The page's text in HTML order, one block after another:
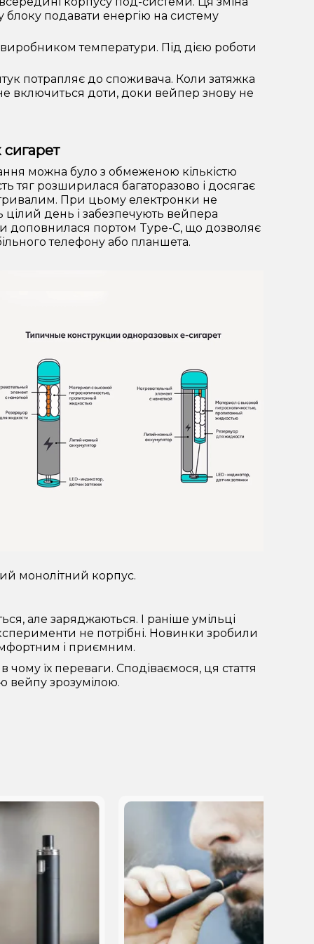
подавати енергію на систему
температури. Під дією роботи
потрапляє до споживача. Коли затяжка
включиться доти, доки вейпер знову не
можна було з обмеженою кількістю
тяг розширилася багаторазово і досягає
При цьому електронки не
цілий день і забезпечують вейпера
доповнилася портом Type-C, що дозволяє
телефону або планшета.
монолітний корпус.
але заряджаються. І раніше умільці
не потрібні. Новинки зробили
і приємним.
їх переваги. Сподіваємося, ця стаття
вейпу зрозумілою.